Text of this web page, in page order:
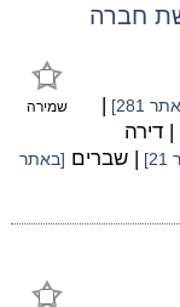
נ' קשת חברה
שמירה 281]
|
| דירה
| שברים [באתר